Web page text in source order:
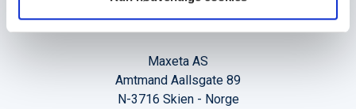
Hovedkontor
Maxeta AS
Amtmand Aallsgate 89
N-3716 Skien - Norge